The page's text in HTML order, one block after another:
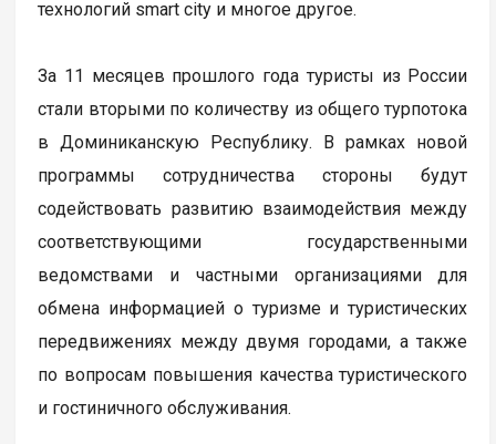
технологий smart city и многое другое.
За 11 месяцев прошлого года туристы из России
стали вторыми по количеству из общего турпотока
в Доминиканскую Республику. В рамках новой
программы сотрудничества стороны будут
содействовать развитию взаимодействия между
соответствующими государственными
ведомствами и частными организациями для
обмена информацией о туризме и туристических
передвижениях между двумя городами, а также
по вопросам повышения качества туристического
и гостиничного обслуживания.